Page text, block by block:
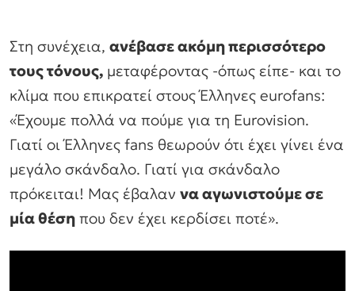
Στη συνέχεια, ανέβασε ακόμη περισσότερο
τους τόνους, μεταφέροντας -όπως είπε- και το
κλίμα που επικρατεί στους Έλληνες eurofans:
«Έχουμε πολλά να πούμε για τη Eurovision.
Γιατί οι Έλληνες fans θεωρούν ότι έχει γίνει ένα
μεγάλο σκάνδαλο. Γιατί για σκάνδαλο
πρόκειται! Μας έβαλαν να αγωνιστούμε σε
μία θέση που δεν έχει κερδίσει ποτέ».